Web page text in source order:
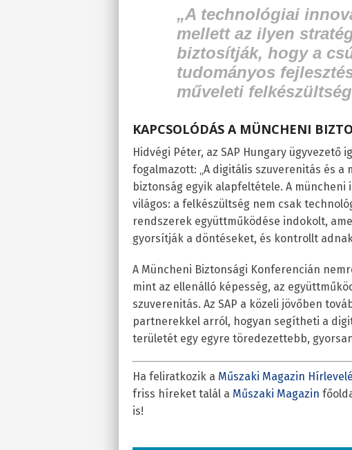
„A technológiai
mellett az ilyen
biztosítják, hogy a
tudományos
műveleti
KAPCSOLÓDÁS A MÜNCHENI
Hidvégi Péter, az SAP Hungary ügyvezető
fogalmazott: „A digitális szuverenitás és
biztonság egyik alapfeltétele. A
világos: a felkészültség nem csak
rendszerek együttműködése indokolt,
gyorsítják a döntéseket, és kontrollt
A Müncheni Biztonsági Konferencián
mint az ellenálló képesség, az
szuverenitás. Az SAP a közeli jövőben
partnerekkel arról, hogyan segítheti a
területét egy egyre töredezettebb,
Ha feliratkozik a Műszaki Magazin
friss híreket talál a Műszaki Magazin
is!